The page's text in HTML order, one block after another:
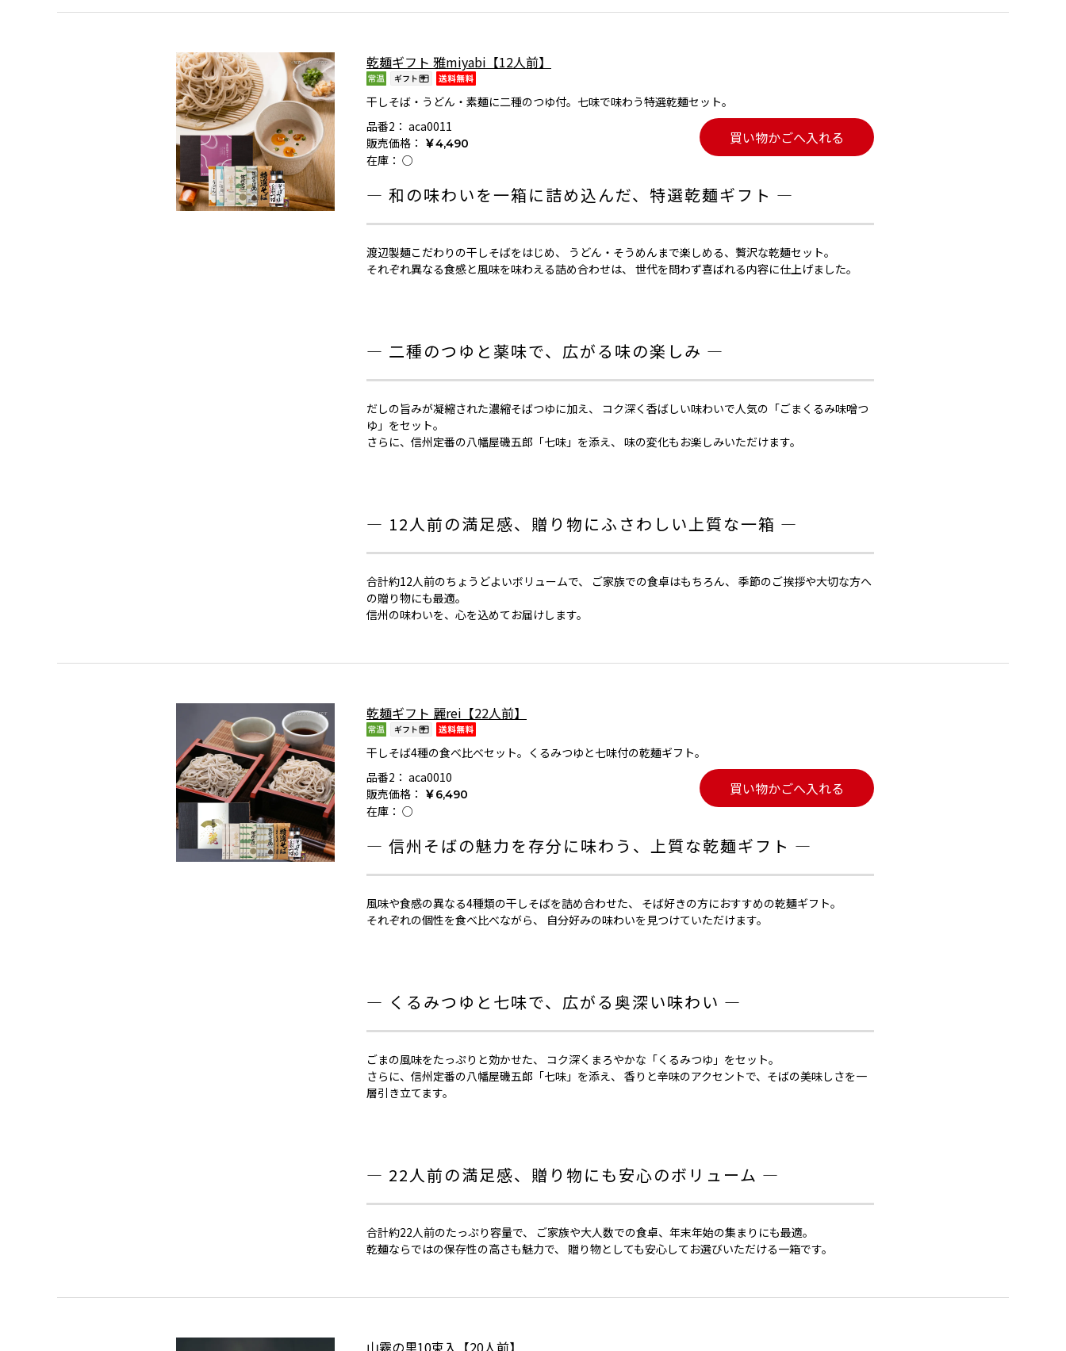
乾麺ギフト 雅miyabi【12人前】
干しそば・うどん・素麺に二種のつゆ付。七味で味わう特選乾麺セット。
品番2： aca0011
販売価格：
￥4,490
在庫： ○
買い物かごへ入れる
― 和の味わいを一箱に詰め込んだ、特選乾麺ギフト ―
渡辺製麺こだわりの干しそばをはじめ、 うどん・そうめんまで楽しめる、贅沢な乾麺セット。
それぞれ異なる食感と風味を味わえる詰め合わせは、 世代を問わず喜ばれる内容に仕上げました。
― 二種のつゆと薬味で、広がる味の楽しみ ―
だしの旨みが凝縮された濃縮そばつゆに加え、 コク深く香ばしい味わいで人気の「ごまくるみ味噌つ
ゆ」をセット。
さらに、信州定番の八幡屋磯五郎「七味」を添え、 味の変化もお楽しみいただけます。
― 12人前の満足感、贈り物にふさわしい上質な一箱 ―
合計約12人前のちょうどよいボリュームで、 ご家族での食卓はもちろん、 季節のご挨拶や大切な方へ
の贈り物にも最適。
信州の味わいを、心を込めてお届けします。
乾麺ギフト 麗rei【22人前】
干しそば4種の食べ比べセット。くるみつゆと七味付の乾麺ギフト。
品番2： aca0010
販売価格：
￥6,490
在庫： ○
買い物かごへ入れる
― 信州そばの魅力を存分に味わう、上質な乾麺ギフト ―
風味や食感の異なる4種類の干しそばを詰め合わせた、 そば好きの方におすすめの乾麺ギフト。
それぞれの個性を食べ比べながら、 自分好みの味わいを見つけていただけます。
― くるみつゆと七味で、広がる奥深い味わい ―
ごまの風味をたっぷりと効かせた、 コク深くまろやかな「くるみつゆ」をセット。
さらに、信州定番の八幡屋磯五郎「七味」を添え、 香りと辛味のアクセントで、そばの美味しさを一
層引き立てます。
― 22人前の満足感、贈り物にも安心のボリューム ―
合計約22人前のたっぷり容量で、 ご家族や大人数での食卓、年末年始の集まりにも最適。
乾麺ならではの保存性の高さも魅力で、 贈り物としても安心してお選びいただける一箱です。
山霧の里10束入【20人前】